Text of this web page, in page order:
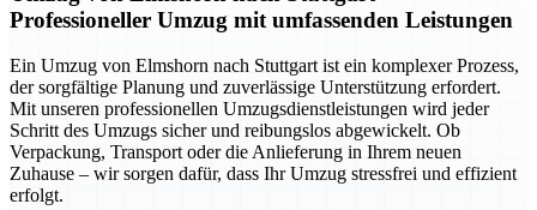
Professioneller Umzug mit umfassenden Leistungen
Ein Umzug von Elmshorn nach Stuttgart ist ein komplexer Prozess,
der sorgfältige Planung und zuverlässige Unterstützung erfordert.
Mit unseren professionellen Umzugsdienstleistungen wird jeder
Schritt des Umzugs sicher und reibungslos abgewickelt. Ob
Verpackung, Transport oder die Anlieferung in Ihrem neuen
Zuhause – wir sorgen dafür, dass Ihr Umzug stressfrei und effizient
erfolgt.